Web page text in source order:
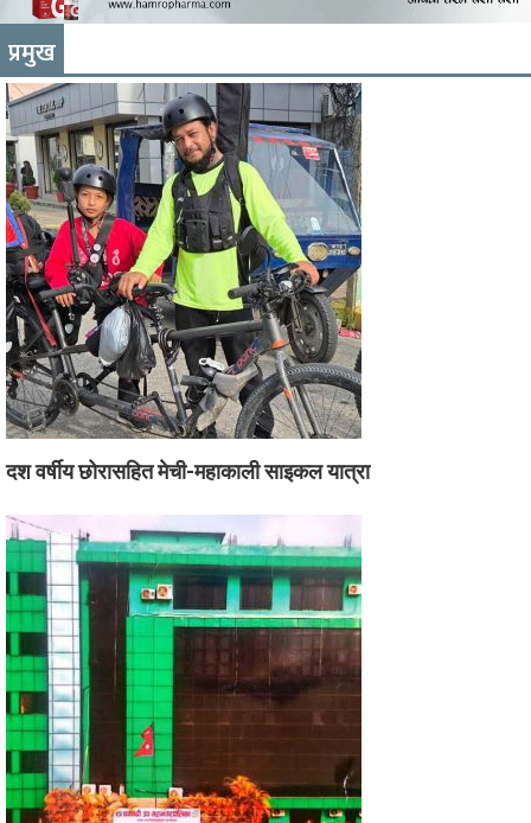
प्रमुख
दश वर्षीय छोरासहित मेची-महाकाली साइकल यात्रा